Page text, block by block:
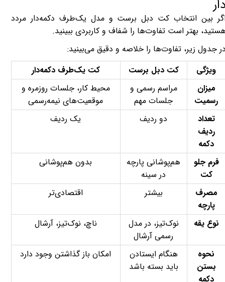
بین انتخاب کت دبل برست و مدل یک‌طرف دکمه‌دار مردد
بهتر است تفاوت‌ها را شفاف و کاربردی ببینید.
جدول زیر، تفاوت‌ها را خلاصه و دقیق می‌بینید:
ویژگی
کت دبل برست
کت یک‌طرف دکمه‌دار
میزان
رسمیت
مراسم رسمی و
جلسات مهم
محیط کار، جلسات روزمره و
موقعیت‌های نیمه‌رسمی
تعداد
ردیف
دکمه
دو ردیف یک ردیف
فرم جلو
کت
هم‌پوشانی پارچه
در سینه
بدون هم‌پوشانی
مصرف
پارچه
بیشتر اقتصادی‌تر
نوع یقه
نوک‌تیز، در مدل
رسمی آرشال
ناچ، نوک‌تیز، آرشال
نحوه
بستن
دکمه
هنگام ایستادن
باید بسته باشد
امکان باز گذاشتن وجود دارد